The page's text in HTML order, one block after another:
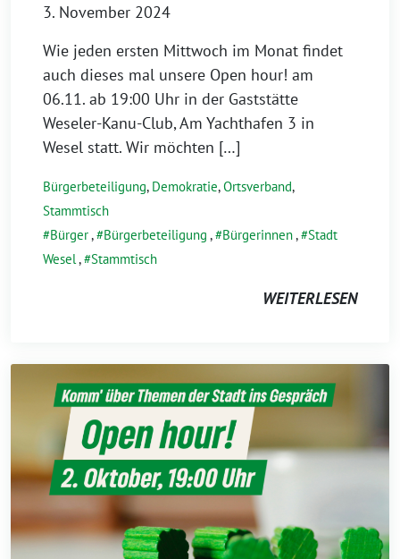
3. November 2024
Wie jeden ersten Mittwoch im Monat findet
auch dieses mal unsere Open hour! am
06.11. ab 19:00 Uhr in der Gaststätte
Weseler-Kanu-Club, Am Yachthafen 3 in
Wesel statt. Wir möchten […]
Bürgerbeteiligung, Demokratie,Ortsverband,
Stammtisch
Bürger, Bürgerbeteiligung , Bürgerinnen, Stadt
Wesel, Stammtisch
WEITERLESEN